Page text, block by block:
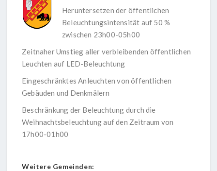
Heruntersetzen der öffentlichen
Beleuchtungsintensität auf 50 %
zwischen 23h00-05h00
Zeitnaher Umstieg aller verbleibenden öffentlichen
Leuchten auf LED-Beleuchtung
Eingeschränktes Anleuchten von öffentlichen
Gebäuden und Denkmälern
Beschränkung der Beleuchtung durch die
Weihnachtsbeleuchtung auf den Zeitraum von
17h00-01h00
Weitere Gemeinden: